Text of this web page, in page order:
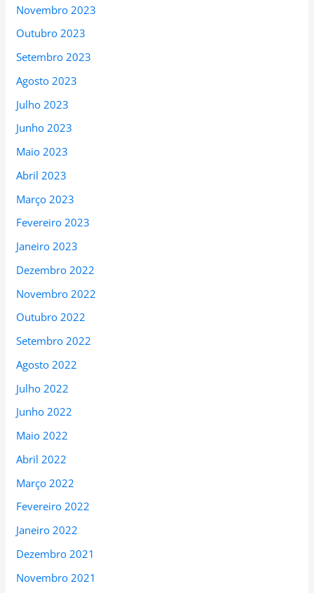
Novembro 2023
Outubro 2023
Setembro 2023
Agosto 2023
Julho 2023
Junho 2023
Maio 2023
Abril 2023
Março 2023
Fevereiro 2023
Janeiro 2023
Dezembro 2022
Novembro 2022
Outubro 2022
Setembro 2022
Agosto 2022
Julho 2022
Junho 2022
Maio 2022
Abril 2022
Março 2022
Fevereiro 2022
Janeiro 2022
Dezembro 2021
Novembro 2021